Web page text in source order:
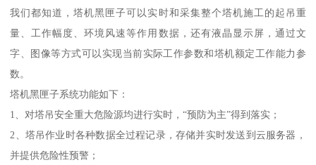
我们都知道，塔机黑匣子可以实时和采集整个塔机施工的起吊重
量、工作幅度、环境风速等作用数据，还有液晶显示屏，通过文
字、图像等方式可以实现当前实际工作参数和塔机额定工作能力参
数。
塔机黑匣子系统功能如下：
1、对塔吊安全重大危险源均进行实时，“预防为主”得到落实；
2、塔吊作业时各种数据全过程记录，存储并实时发送到云服务器，
并提供危险性预警；